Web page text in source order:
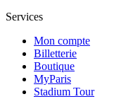
Services
Mon compte
Billetterie
Boutique
MyParis
Stadium Tour